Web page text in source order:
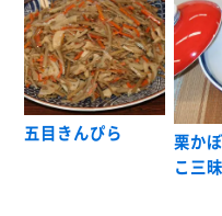
五目きんぴら
栗か
こ三昧